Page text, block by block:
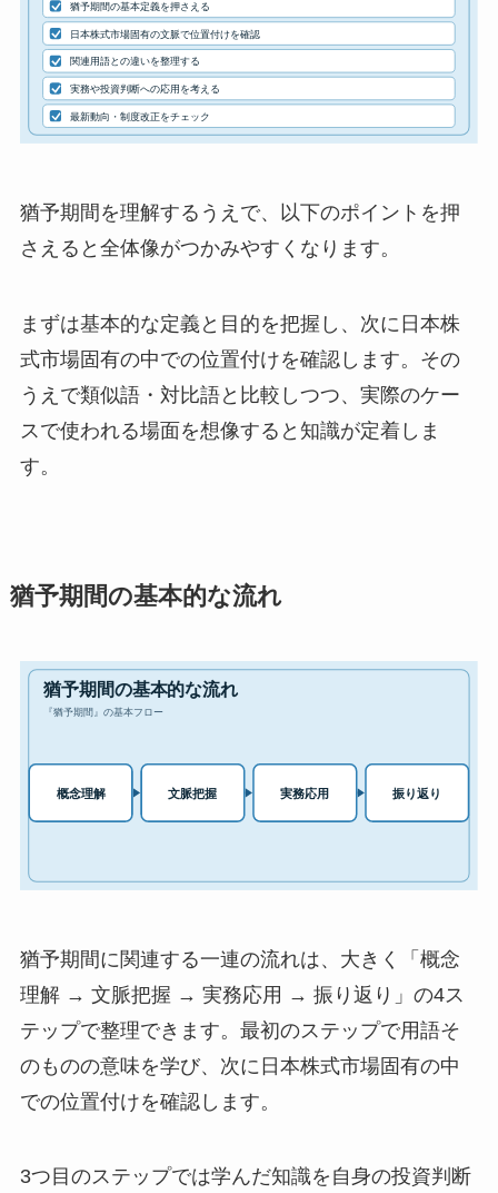
猶予期間を理解するうえで、以下のポイントを押
さえると全体像がつかみやすくなります。
まずは基本的な定義と目的を把握し、次に日本株
式市場固有の中での位置付けを確認します。その
うえで類似語・対比語と比較しつつ、実際のケー
スで使われる場面を想像すると知識が定着しま
す。
猶予期間の基本的な流れ
猶予期間に関連する一連の流れは、大きく「概念
理解 → 文脈把握 → 実務応用 → 振り返り」の4ス
テップで整理できます。最初のステップで用語そ
のものの意味を学び、次に日本株式市場固有の中
での位置付けを確認します。
3つ目のステップでは学んだ知識を自身の投資判断